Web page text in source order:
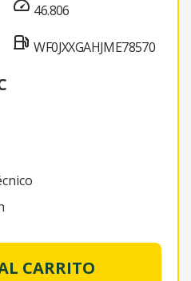
46.806
WF0JXXGAHJME78570
CARRITO